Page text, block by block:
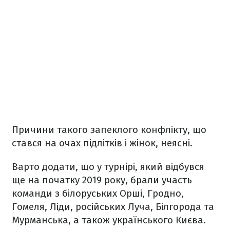
Причини такого запеклого конфлікту, що
стався на очах підлітків і жінок, неясні.
Варто додати, що у турнірі, який відбувся
ще на початку 2019 року, брали участь
команди з білоруських Орші, Гродно,
Гомеля, Ліди, російських Луча, Білгорода та
Мурманська, а також українського Києва.